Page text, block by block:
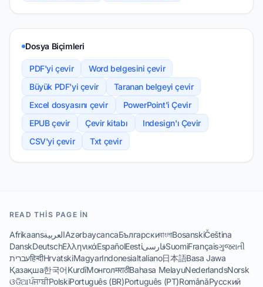
Dosya Biçimleri
PDF'yi çevir
Word belgesini çevir
Büyük PDF'yi çevir
Taranan belgeyi çevir
Excel dosyasını çevir
PowerPoint'i Çevir
EPUB çevir
Çevir kitabı
Indesign'ı Çevir
CSV'yi çevir
Txt çevir
READ THIS PAGE IN
AfrikaansالعربيةAzərbaycancaБългарскиবাংলাBosanskiČeština
DanskDeutschΕλληνικάEspañolEestiفارسیSuomiFrançaisગુજરાતી
עבריתहिन्दीHrvatskiMagyarIndonesiaItaliano日本語Basa Jawa
Қазақша한국어KurdîМонголमराठीBahasa MelayuNederlandsNorsk
ଓଡିଆਪੰਜਾਬੀPolskiPortuguês (BR)Português (PT)RomânăРусский